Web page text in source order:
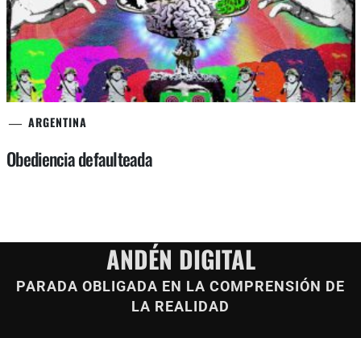
ARGENTINA
Obediencia defaulteada
ANDÉN DIGITAL
PARADA OBLIGADA EN LA COMPRENSIÓN DE
LA REALIDAD